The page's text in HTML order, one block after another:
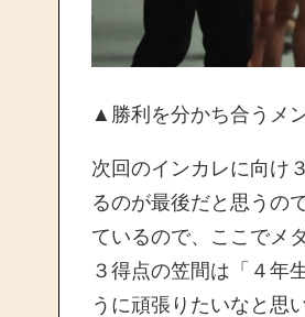
▲勝利を分かち合うメ
次回のインカレに向け
るのが最後だと思うの
ているので、ここでメ
３得点の笠間は「４年
うに頑張りたいなと思